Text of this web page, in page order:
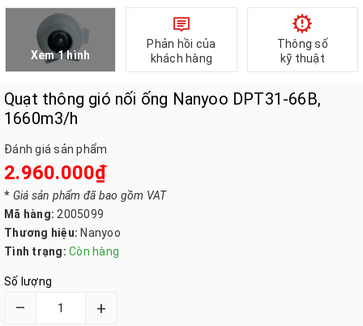
Xem 1 hình
Phản hồi của
khách hàng
Thông số
kỹ thuật
Quạt thông gió nối ống Nanyoo DPT31-66B,
1660m3/h
Đánh giá sản phẩm
2.960.000₫
* Giá sản phẩm đã bao gồm VAT
Mã hàng: 2005099
Thương hiệu: Nanyoo
Tình trạng: Còn hàng
Số lượng
– +